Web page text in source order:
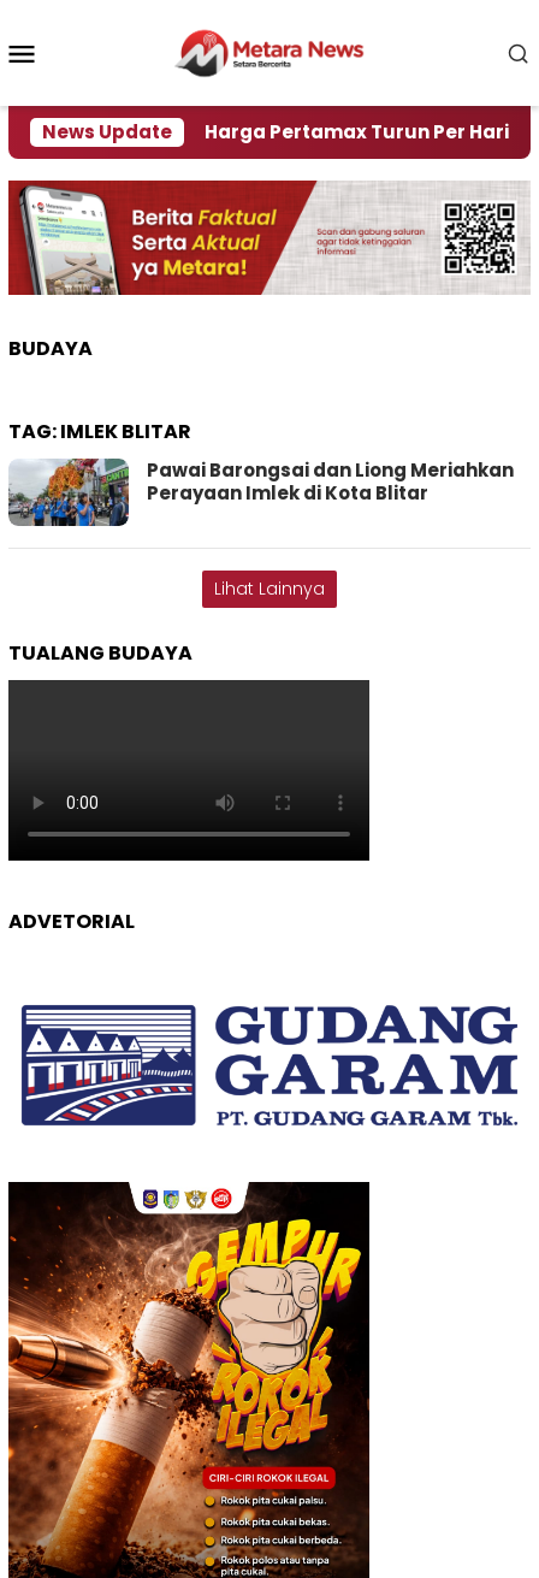
konten
News Update
Krisi Air Harga Pertamax Turun Per Hari Ini,
BUDAYA
TAG:IMLEK BLITAR
Pawai Barongsai dan Liong Meriahkan
Perayaan Imlek di Kota Blitar
Lihat Lainnya
TUALANG BUDAYA
ADVETORIAL